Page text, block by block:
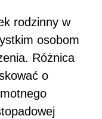
rodzinny w
osobom
Różnica
o